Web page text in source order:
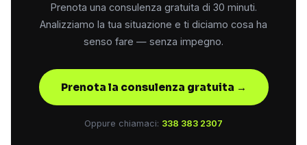
Prenota una consulenza gratuita di 30 minuti.
Analizziamo la tua situazione e ti diciamo cosa ha
senso fare — senza impegno.
Prenota la consulenza gratuita →
Oppure chiamaci: 338 383 2307